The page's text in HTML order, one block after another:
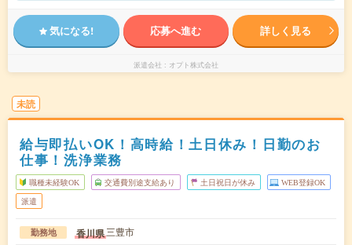
気になる! 応募へ進む 詳しく見る
派遣会社 オプト株式会社
未読
給与即払いOK！高時給！土日休み！日勤のお
仕事！洗浄業務
職種未経験OK 交通費別途支給あり 土日祝日が休み WEB登録OK
派遣
勤務地 香川県三豊市